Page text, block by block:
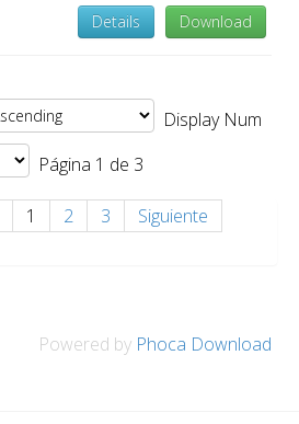
Download
Details
Display Num
Página 1 de 3
1 2 3
Siguiente
Powered by Phoca Download